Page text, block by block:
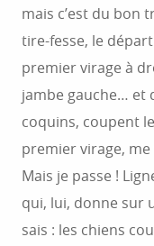
mais c’est du bon
tire-fesse, le départ
premier virage à
jambe gauche… et
coquins, coupent
premier virage,
Mais je passe !
qui, lui, donne sur
sais : les chiens